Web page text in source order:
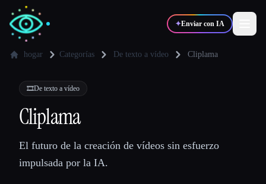
✦Enviar con IA
✍️Escritores
💻 Desarrolladores
🎓Estudiantes
hogar Categorías De texto a vídeo Cliplama
🎞️De texto a vídeo
Cliplama
El futuro de la creación de vídeos sin esfuerzo
impulsada por la IA.